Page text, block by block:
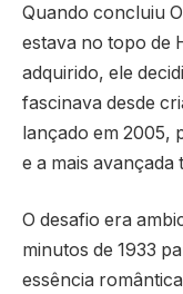
Quando concluiu
estava no topo de
adquirido, ele
fascinava desde
lançado em 2005,
e a mais avançada
O desafio era
minutos de 1933
essência